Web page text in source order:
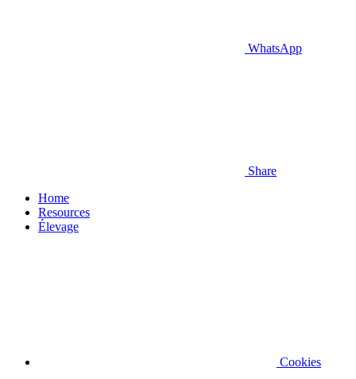
WhatsApp
Share
Home
Resources
Élevage
Cookies